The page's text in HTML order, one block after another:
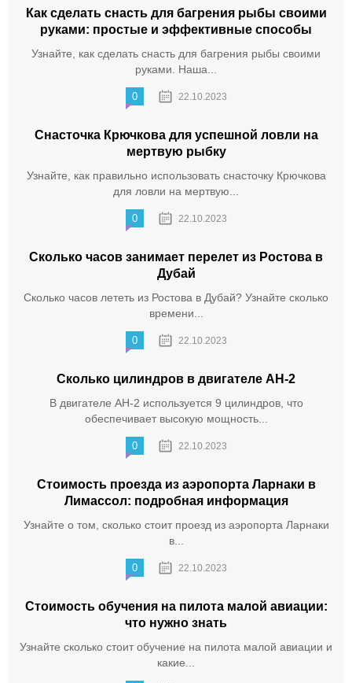
Как сделать снасть для багрения рыбы своими
руками: простые и эффективные способы
Узнайте, как сделать снасть для багрения рыбы своими
руками. Наша...
0 22.10.2023
Снасточка Крючкова для успешной ловли на
мертвую рыбку
Узнайте, как правильно использовать снасточку Крючкова
для ловли на мертвую...
0 22.10.2023
Сколько часов занимает перелет из Ростова в
Дубай
Сколько часов лететь из Ростова в Дубай? Узнайте сколько
времени...
0 22.10.2023
Сколько цилиндров в двигателе АН-2
В двигателе АН-2 используется 9 цилиндров, что
обеспечивает высокую мощность...
0 22.10.2023
Стоимость проезда из аэропорта Ларнаки в
Лимассол: подробная информация
Узнайте о том, сколько стоит проезд из аэропорта Ларнаки
в...
0 22.10.2023
Стоимость обучения на пилота малой авиации:
что нужно знать
Узнайте сколько стоит обучение на пилота малой авиации и
какие...